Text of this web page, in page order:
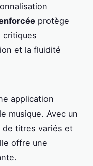
protège
critiques
et la fluidité
application
musique. Avec un
de titres variés et
offre une